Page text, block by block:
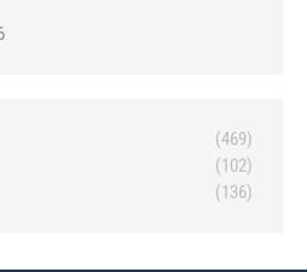
(469)
(102)
(136)